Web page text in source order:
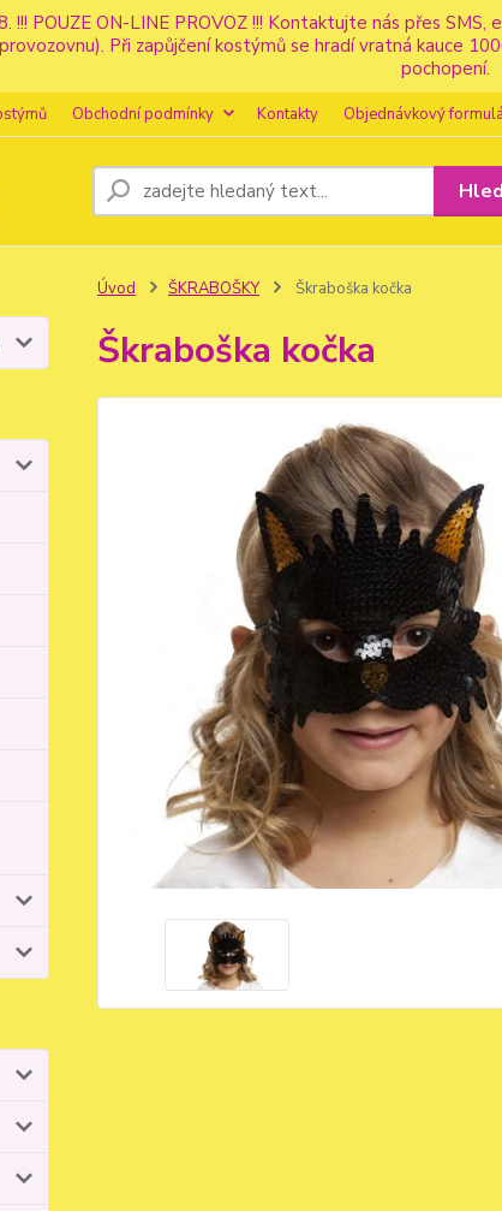
!!! POUZE ON-LINE PROVOZ !!! Kontaktujte nás přes
Při zapůjčení kostýmů se hradí vratná kauce
pochopení.
Obchodní podmínky Kontakty Objednávkový
Úvod ŠKRABOŠKY Škraboška kočka
Škraboška kočka